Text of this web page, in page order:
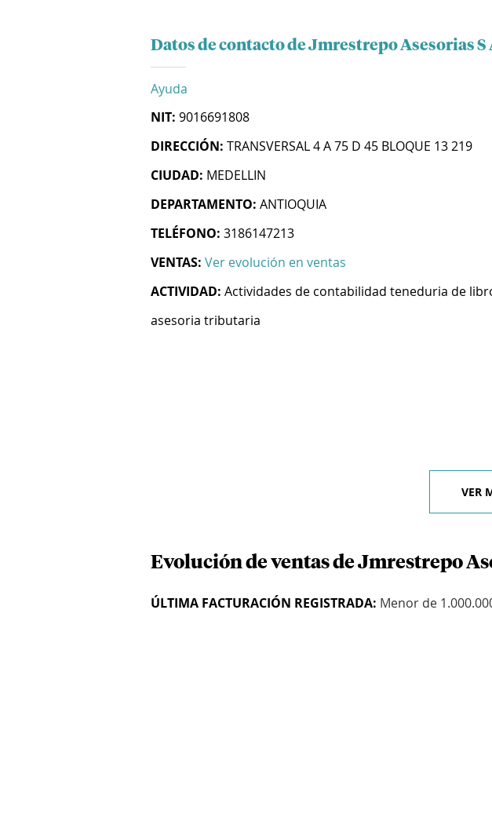
Datos de contacto de Jmrestrepo Asesorias S
Ayuda
NIT: 9016691808
DIRECCIÓN: TRANSVERSAL 4 A 75 D 45 BLOQUE 13 219
CIUDAD: MEDELLIN
DEPARTAMENTO: ANTIOQUIA
TELÉFONO: 3186147213
VENTAS: Ver evolución en ventas
ACTIVIDAD: Actividades de contabilidad teneduria de
asesoria tributaria
VER
Evolución de ventas de Jmrestrepo
ÚLTIMA FACTURACIÓN REGISTRADA: Menor de